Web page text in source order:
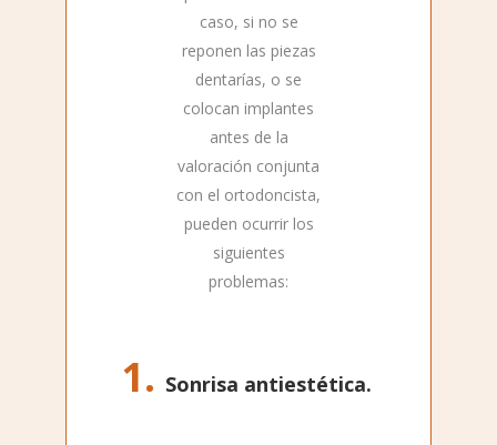
caso, si no se
reponen las piezas
dentarías, o se
colocan implantes
antes de la
valoración conjunta
con el ortodoncista,
pueden ocurrir los
siguientes
problemas:
Sonrisa antiestética.